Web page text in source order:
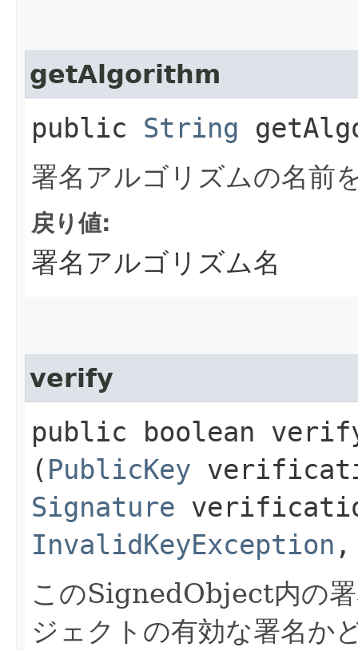
getAlgorithm
public String
署名アルゴリズムの名前
戻り値:
署名アルゴリズム名
verify
public boolean
( PublicKey
Signature
InvalidKeyException
このSignedObject内の
ジェクトの有効な署名か